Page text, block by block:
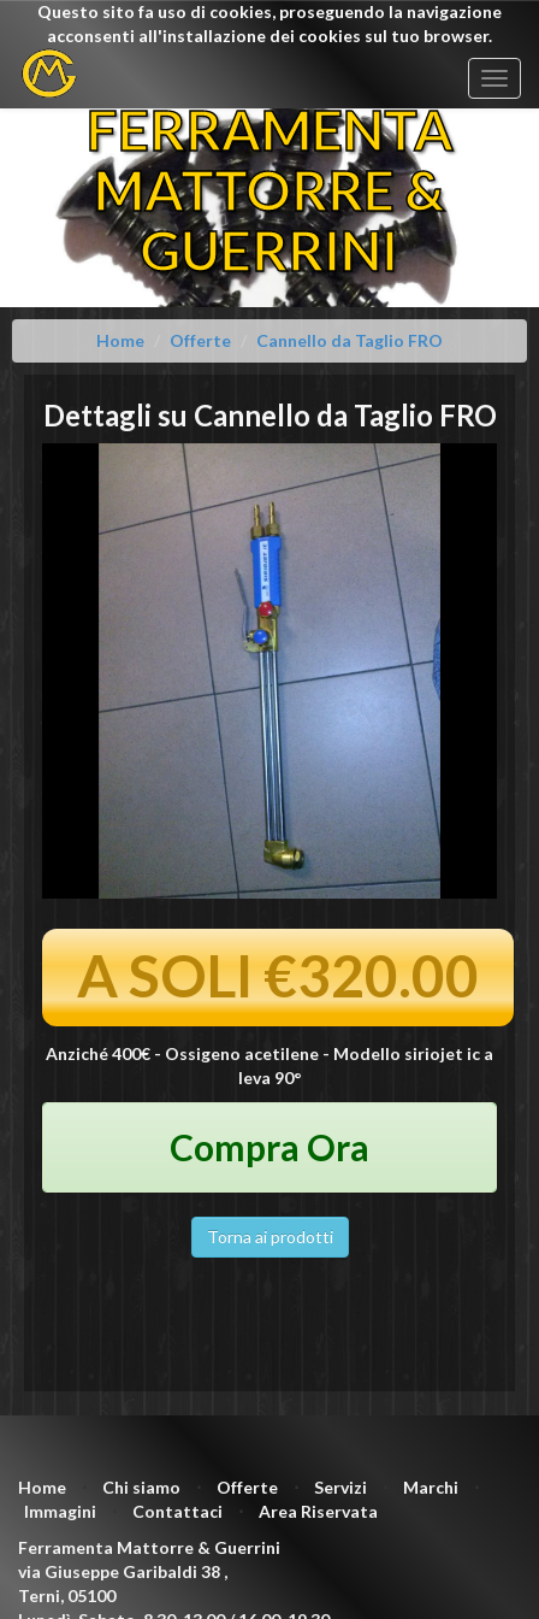
Questo sito fa uso di cookies, proseguendo la navigazione
acconsenti all'installazione dei cookies sul tuo browser.
FERRAMENTA
MATTORRE &
GUERRINI
Home Offerte Cannello da Taglio FRO
Dettagli su Cannello da Taglio FRO
A SOLI €320.00
Anziché 400€ - Ossigeno acetilene - Modello siriojet ic a
leva 90°
Compra Ora
Torna ai prodotti
Home Chi siamo ⋅ Offerte ⋅ Servizi Marchi
Immagini
Contattaci ⋅
Area Riservata
Ferramenta Mattorre & Guerrini
via Giuseppe Garibaldi 38 ,
Terni, 05100